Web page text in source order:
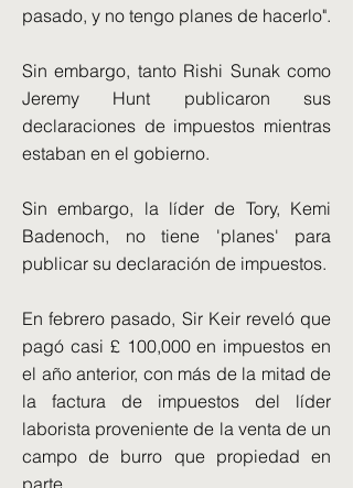
pasado, y no tengo planes de hacerlo".
Sin embargo, tanto Rishi Sunak como
Jeremy Hunt publicaron sus
declaraciones de impuestos mientras
estaban en el gobierno.
Sin embargo, la líder de Tory, Kemi
Badenoch, no tiene 'planes' para
publicar su declaración de impuestos.
En febrero pasado, Sir Keir reveló que
pagó casi £ 100,000 en impuestos en
el año anterior, con más de la mitad de
la factura de impuestos del líder
laborista proveniente de la venta de un
campo de burro que propiedad en
parte.